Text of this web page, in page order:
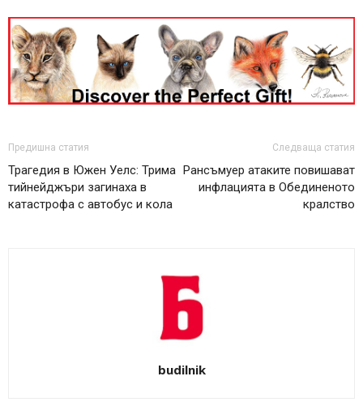
Предишна статия
Трагедия в Южен Уелс: Трима
тийнейджъри загинаха в
катастрофа с автобус и кола
Следваща статия
Рансъмуер атаките повишават
инфлацията в Обединеното
кралство
budilnik